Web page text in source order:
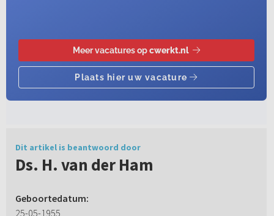
Dit artikel is beantwoord door
Ds. H. van der Ham
Geboortedatum:
25-05-1955